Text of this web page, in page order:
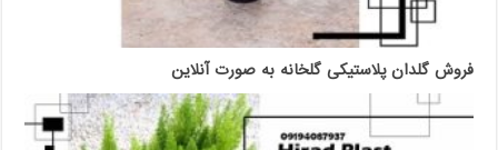
فروش گلدان پلاستیکی گلخانه به صورت آنلاین